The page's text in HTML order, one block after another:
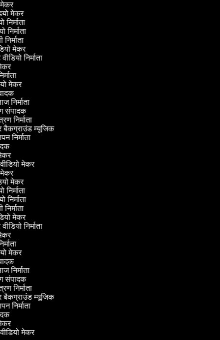
मेकर
मेकर
निर्माता
निर्माता
निर्माता
मेकर
निर्माता
मेकर
निर्माता
संपादक
निर्माता
बैकग्राउंड म्यूजिक
निर्माता
मेकर
मेकर
मेकर
निर्माता
निर्माता
निर्माता
मेकर
निर्माता
मेकर
निर्माता
संपादक
निर्माता
बैकग्राउंड म्यूजिक
निर्माता
मेकर